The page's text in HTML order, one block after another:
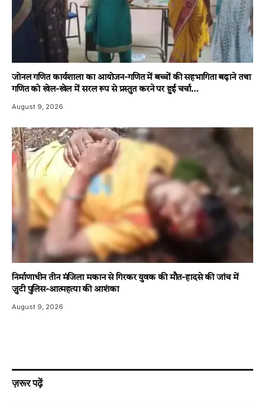
जोनल गणित कार्यशाला का आयोजन-गणित में बच्चों की सहभागिता बढ़ाने तथा
गणित को खेल-खेल में सरल रूप से प्रस्तुत करने पर हुई चर्चा…
August 9, 2026
निर्माणाधीन तीन मंजिला मकान से गिरकर युवक की मौत-हादसे की जांच में
जुटी पुलिस-आत्महत्या की आशंका
August 9, 2026
ज़रूर पढ़ें